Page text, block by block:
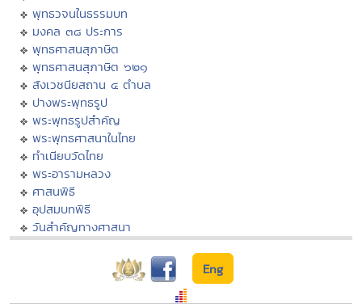
พุทธวจนในธรรมบท
มงคล ๓๘ ประการ
พุทธศาสนสุภาษิต
พุทธศาสนสุภาษิต ๖๒๑
สังเวชนียสถาน ๔ ตำบล
ปางพระพุทธรูป
พระพุทธรูปสำคัญ
พระพุทธศาสนาในไทย
ทำเนียบวัดไทย
พระอารามหลวง
ศาสนพิธี
อุปสมบทพิธี
วันสำคัญทางศาสนา
Eng